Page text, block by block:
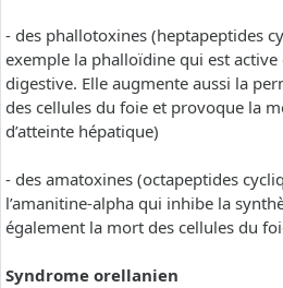
- des phallotoxines (heptapeptides
exemple la phalloïdine qui est active
digestive. Elle augmente aussi la
des cellules du foie et provoque la
d’atteinte hépatique)
- des amatoxines (octapeptides
l’amanitine-alpha qui inhibe la
également la mort des cellules du
Syndrome orellanien